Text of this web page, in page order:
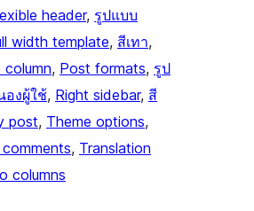
header, รูปแบบ
width template, สีเทา
column, Post formats, รูป
งผู้ใช้, Right sidebar, สี
post, Theme options
, Translation
columns